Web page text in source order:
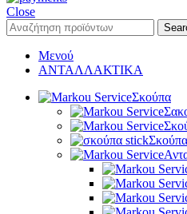
Close
Μενού
ΑΝΤΑΛΛΑΚΤΙΚΑ
Σκούπα